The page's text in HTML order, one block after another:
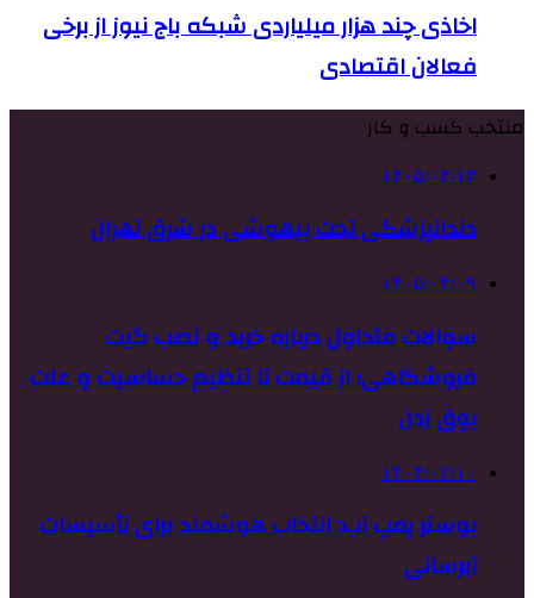
اخاذی چند هزار میلیاردی شبکه باج نیوز از برخی
فعالان اقتصادی
منتخب کسب و کار
۱۴۰۵/۰۴/۱۳
دندانپزشکی تحت بیهوشی در شرق تهران
۱۴۰۵/۰۴/۰۹
سوالات متداول درباره خرید و نصب گیت
فروشگاهی؛ از قیمت تا تنظیم حساسیت و علت
بوق زدن
۱۴۰۴/۰۲/۱۰
بوستر پمپ آب: انتخاب هوشمند برای تأسیسات
آبرسانی